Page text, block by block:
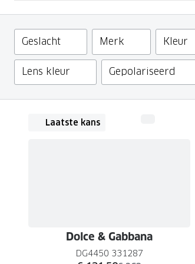
Leesbrillen
Nachtbrillen
Skibrillen
Lenzen direct herbestellen
Contactformulier
Verhuizing doorgeven
Filter
Geslacht Merk Kleur
Lens kleur Gepolariseerd
Laatste kans
Dolce & Gabbana
DG4450 331287